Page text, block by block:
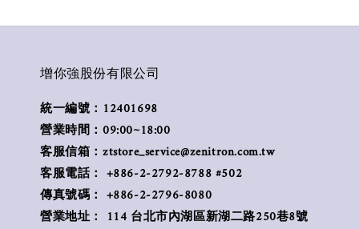
增你強股份有限公司
統一編號：12401698
營業時間：09:00~18:00
客服信箱：ztstore_service@zenitron.com.tw
客服電話： +886-2-2792-8788 #502
傳真號碼： +886-2-2796-8080
營業地址： 114 台北市內湖區新湖二路250巷8號